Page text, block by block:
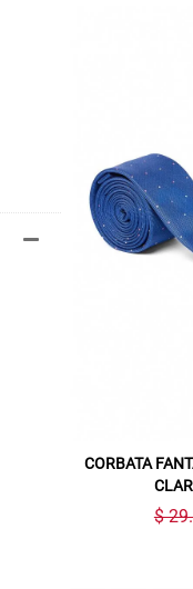
CORBATA
$